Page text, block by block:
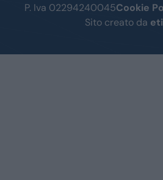
P. Iva 02294240045Cookie
Sito creato da